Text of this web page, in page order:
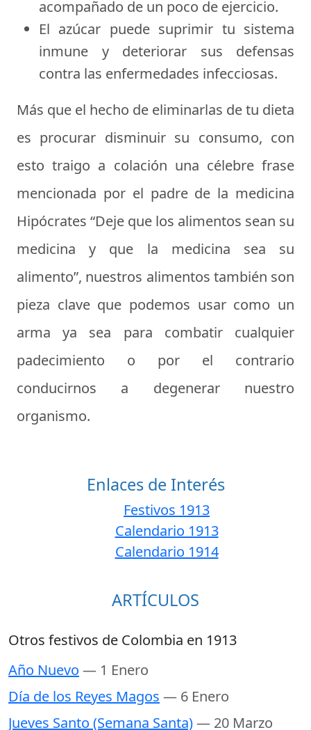
acompañado de un poco de ejercicio.
El azúcar puede suprimir tu sistema
inmune y deteriorar sus defensas
contra las enfermedades infecciosas.
Más que el hecho de eliminarlas de tu dieta
es procurar disminuir su consumo, con
esto traigo a colación una célebre frase
mencionada por el padre de la medicina
Hipócrates “Deje que los alimentos sean su
medicina y que la medicina sea su
alimento”, nuestros alimentos también son
pieza clave que podemos usar como un
arma ya sea para combatir cualquier
padecimiento o por el contrario
conducirnos a degenerar nuestro
organismo.
Enlaces de Interés
Festivos 1913
Calendario 1913
Calendario 1914
ARTÍCULOS
Otros festivos de Colombia en 1913
Año Nuevo — 1 Enero
Día de los Reyes Magos — 6 Enero
Jueves Santo (Semana Santa)— 20 Marzo